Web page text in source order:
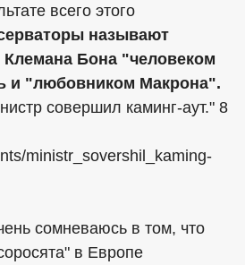
всего этого
называют
Клемана Бона "человеком
и "любовником Макрона".
совершил каминг-аут." 8
ministr_sovershil_kaming-
сомневаюсь в том, что
в Европе